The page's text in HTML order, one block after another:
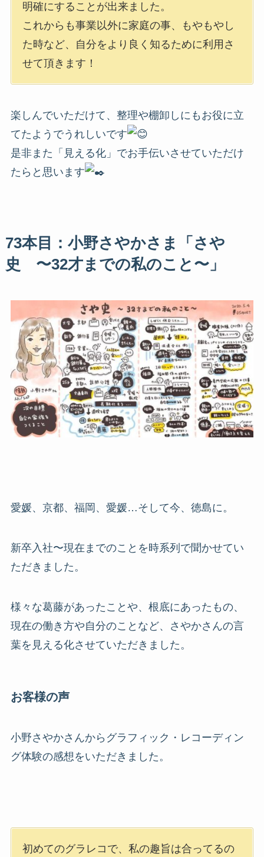
明確にすることが出来ました。
これからも事業以外に家庭の事、もやもやし
た時など、自分をより良く知るために利用さ
せて頂きます！
楽しんでいただけて、整理や棚卸しにもお役に立
てたようでうれしいです
是非また「見える化」でお手伝いさせていただけ
たらと思います
73本目：小野さやかさま「さや
史 〜32才までの私のこと〜」
愛媛、京都、福岡、愛媛…そして今、徳島に。
新卒入社〜現在までのことを時系列で聞かせてい
ただきました。
様々な葛藤があったことや、根底にあったもの、
現在の働き方や自分のことなど、さやかさんの言
葉を見える化させていただきました。
お客様の声
小野さやかさんからグラフィック・レコーディン
グ体験の感想をいただきました。
初めてのグラレコで、私の趣旨は合ってるの